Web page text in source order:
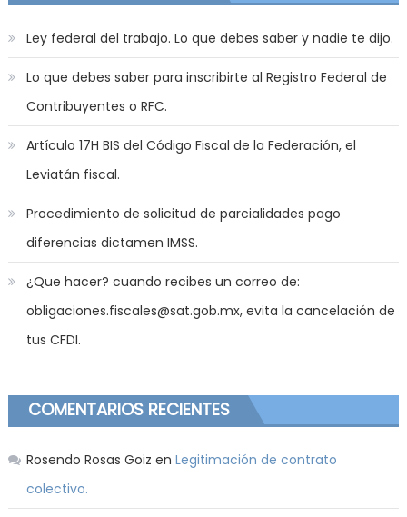
Ley federal del trabajo. Lo que debes saber y nadie te dijo.
Lo que debes saber para inscribirte al Registro Federal de
Contribuyentes o RFC.
Artículo 17H BIS del Código Fiscal de la Federación, el
Leviatán fiscal.
Procedimiento de solicitud de parcialidades pago
diferencias dictamen IMSS.
¿Que hacer? cuando recibes un correo de:
obligaciones.fiscales@sat.gob.mx, evita la cancelación de
tus CFDI.
COMENTARIOS RECIENTES
Rosendo Rosas Goiz en Legitimación de contrato
colectivo.